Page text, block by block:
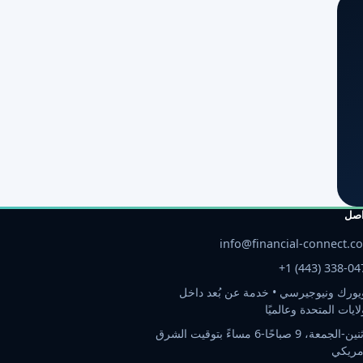
info@financial-
+1 (443) 338-
ونيوجيرسي • خدمة عن بُعد داخل
المتحدة وعالميًا
الإثنين-الجمعة، 9 صباحًا-6 مساءً بتوقيت الشرق